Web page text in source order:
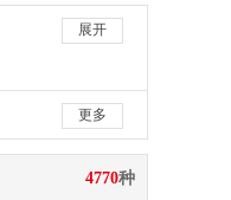
CA/CHAUVIN ARNOUX
展开
更多
4770种